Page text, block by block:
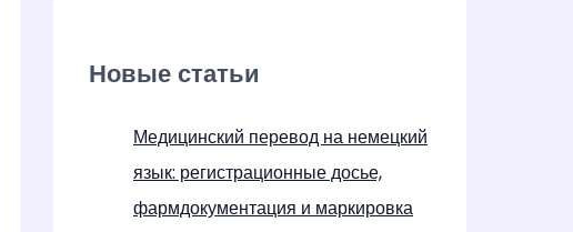
Новые статьи
Медицинский перевод на немецкий
язык: регистрационные досье,
фармдокументация и маркировка